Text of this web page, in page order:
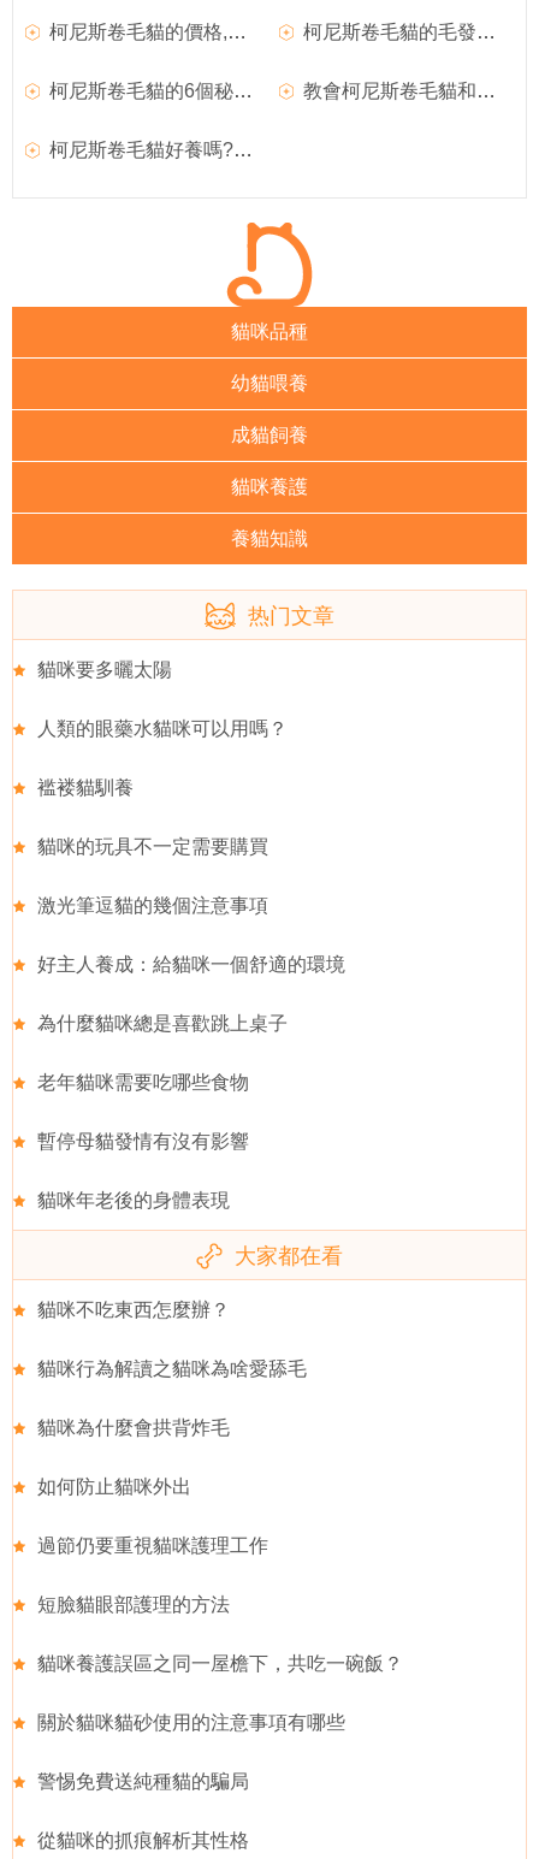
柯尼斯卷毛貓的價格,柯尼斯卷毛貓的6個秘密 柯尼斯卷毛貓的毛發護理,柯尼斯卷毛貓
柯尼斯卷毛貓的6個秘密,柯尼斯卷毛貓怎麼消除淚痕 教會柯尼斯卷毛貓和其他動物相處,秘密
柯尼斯卷毛貓好養嗎?柯尼斯卷毛貓圖片|價格
貓咪品種
幼貓喂養
成貓飼養
貓咪養護
養貓知識
热门文章
貓咪要多曬太陽
人類的眼藥水貓咪可以用嗎？
褴褛貓馴養
貓咪的玩具不一定需要購買
激光筆逗貓的幾個注意事項
好主人養成：給貓咪一個舒適的環境
為什麼貓咪總是喜歡跳上桌子
老年貓咪需要吃哪些食物
暫停母貓發情有沒有影響
貓咪年老後的身體表現
大家都在看
貓咪不吃東西怎麼辦？
貓咪行為解讀之貓咪為啥愛舔毛
貓咪為什麼會拱背炸毛
如何防止貓咪外出
過節仍要重視貓咪護理工作
短臉貓眼部護理的方法
貓咪養護誤區之同一屋檐下，共吃一碗飯？
關於貓咪貓砂使用的注意事項有哪些
警惕免費送純種貓的騙局
從貓咪的抓痕解析其性格